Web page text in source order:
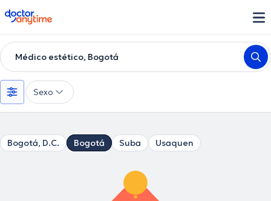
doctoranytime
Médico estético, Bogotá
Sexo
Bogotá, D.C. Bogotá Suba Usaquen